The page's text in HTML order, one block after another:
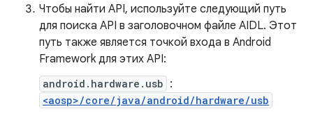
Чтобы найти API, используйте следующий путь
для поиска API в заголовочном файле AIDL. Этот
путь также является точкой входа в Android
Framework для этих API:
android.hardware.usb :
<aosp>/core/java/android/hardware/usb